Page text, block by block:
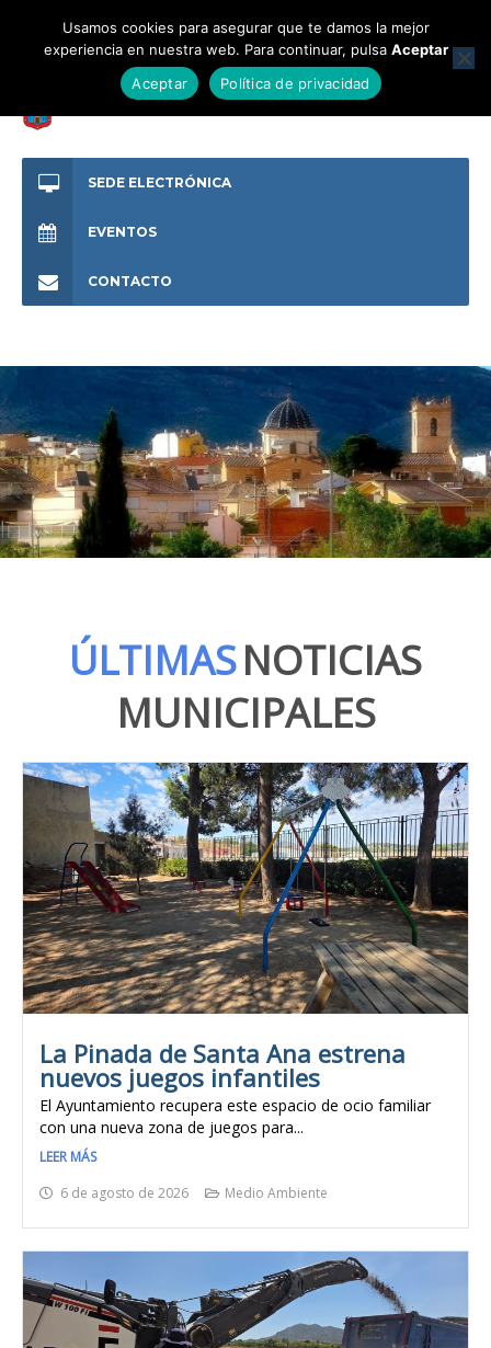
SEDE ELECTRÓNICA
EVENTOS
CONTACTO
ÚLTIMASNOTICIAS
MUNICIPALES
La Pinada de Santa Ana estrena
nuevos juegos infantiles
El Ayuntamiento recupera este espacio de ocio familiar
con una nueva zona de juegos para...
LEER MÁS
6 de agosto de 2026
Medio Ambiente
Usamos cookies para asegurar que te damos la mejor
experiencia en nuestra web. Para continuar, pulsa Aceptar
Aceptar
Política de privacidad